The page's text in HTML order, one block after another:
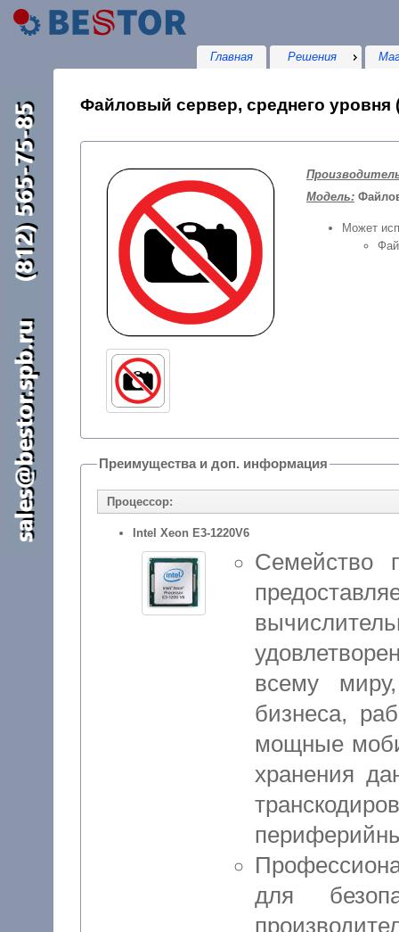
Главная Решения
Файловый сервер, среднего уровня
Модель:
Может
Преимущества и доп. информация
Процессор:
Intel Xeon E3-1220V6
Семейство
всему
бизнеса,
мощные
хранения
для